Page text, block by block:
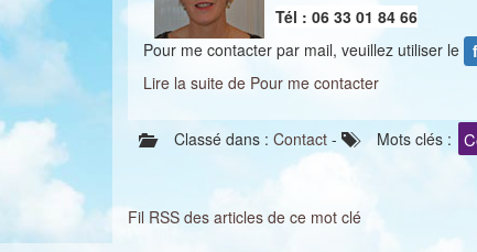
Tél : 06 33 01 84 66
Pour me contacter par mail, veuillez utiliser le
Lire la suite de Pour me contacter
Classé dans :Contact - Mots clés :
Fil RSS des articles de ce mot clé